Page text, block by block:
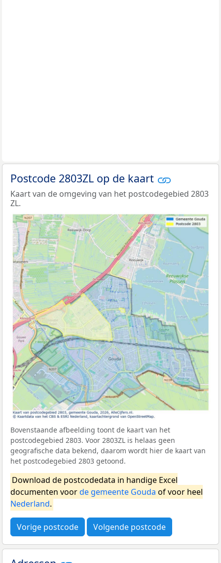
Postcode 2803ZL op de kaart
Kaart van de omgeving van het postcodegebied 2803
ZL.
Bovenstaande afbeelding toont de kaart van het
postcodegebied 2803. Voor 2803ZL is helaas geen
geografische data bekend, daarom wordt hier de kaart van
het postcodegebied 2803 getoond.
Download de postcodedata in handige Excel
documenten voorde gemeente Gouda of voor heel
Nederland.
Vorige postcode Volgende postcode